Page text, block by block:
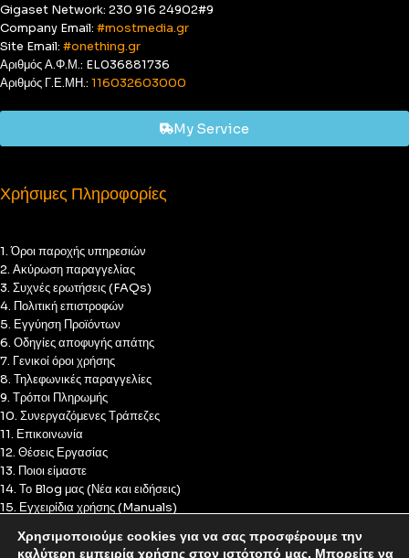
Gigaset Network: 230 916 24902#9
Company Email: #mostmedia.gr
Site Email: #onething.gr
Αριθμός Α.Φ.Μ.: EL036881736
Αριθμός Γ.Ε.ΜΗ.: 116032603000
My Service
Χρήσιμες Πληροφορίες
1. Όροι παροχής υπηρεσιών
2. Ακύρωση παραγγελίας
3. Συχνές ερωτήσεις (FAQs)
4. Πολιτική επιστροφών
5. Εγγύηση Προϊόντων
6. Οδηγίες αποφυγής απάτης
7. Γενικοί όροι χρήσης
8. Τηλεφωνικές παραγγελίες
9. Τρόποι Πληρωμής
10. Συνεργαζόμενες Τράπεζες
11. Επικοινωνία
12. Θέσεις Εργασίας
13. Ποιοι είμαστε
14. Το Blog μας (Νέα και ειδήσεις)
15. Εγχειρίδια χρήσης (Manuals)
17. Πολιτική Cookies
Χρησιμοποιούμε cookies για να σας προσφέρουμε την
καλύτερη εμπειρία χρήσης στον ιστότοπό μας. Μπορείτε να